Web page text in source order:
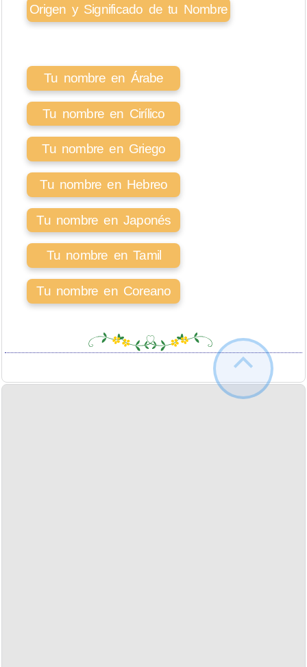
Origen y Significado de tu Nombre
Tu nombre en Árabe
Tu nombre en Cirílico
Tu nombre en Griego
Tu nombre en Hebreo
Tu nombre en Japonés
Tu nombre en Tamil
Tu nombre en Coreano